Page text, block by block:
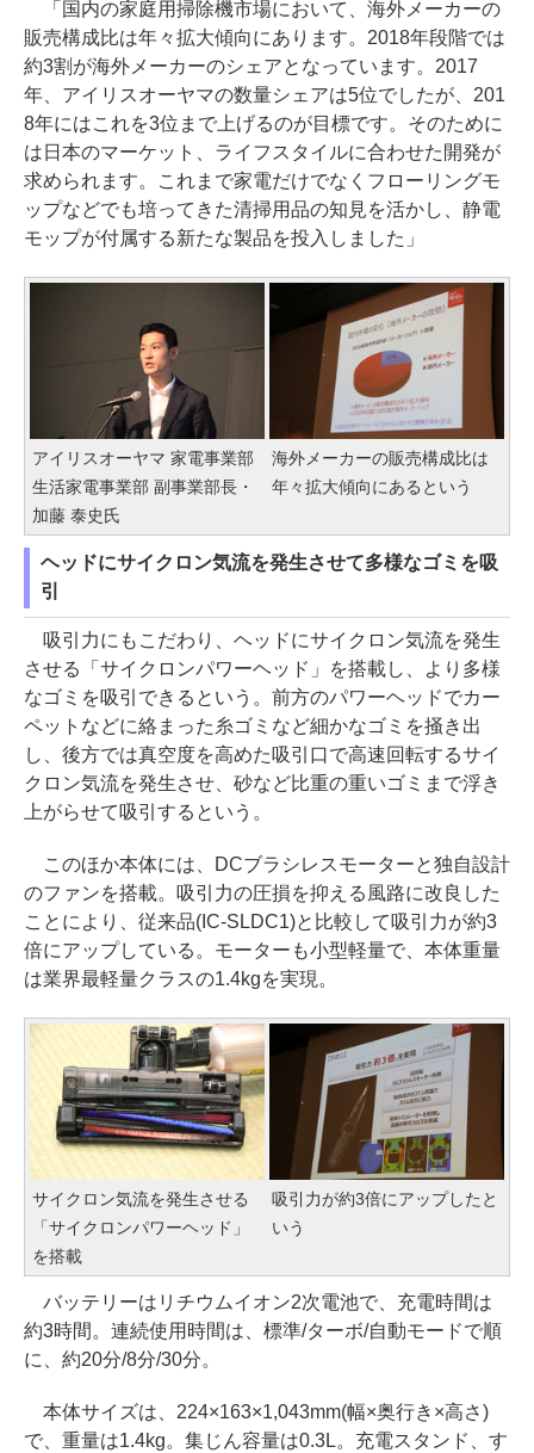
「国内の家庭用掃除機市場において、海外メーカーの
販売構成比は年々拡大傾向にあります。2018年段階では
約3割が海外メーカーのシェアとなっています。2017
年、アイリスオーヤマの数量シェアは5位でしたが、201
8年にはこれを3位まで上げるのが目標です。そのために
は日本のマーケット、ライフスタイルに合わせた開発が
求められます。これまで家電だけでなくフローリングモ
ップなどでも培ってきた清掃用品の知見を活かし、静電
モップが付属する新たな製品を投入しました」
アイリスオーヤマ 家電事業部
生活家電事業部 副事業部長・
加藤 泰史氏
海外メーカーの販売構成比は
年々拡大傾向にあるという
ヘッドにサイクロン気流を発生させて多様なゴミを吸
引
吸引力にもこだわり、ヘッドにサイクロン気流を発生
させる「サイクロンパワーヘッド」を搭載し、より多様
なゴミを吸引できるという。前方のパワーヘッドでカー
ペットなどに絡まった糸ゴミなど細かなゴミを掻き出
し、後方では真空度を高めた吸引口で高速回転するサイ
クロン気流を発生させ、砂など比重の重いゴミまで浮き
上がらせて吸引するという。
このほか本体には、DCブラシレスモーターと独自設計
のファンを搭載。吸引力の圧損を抑える風路に改良した
ことにより、従来品(IC-SLDC1)と比較して吸引力が約3
倍にアップしている。モーターも小型軽量で、本体重量
は業界最軽量クラスの1.4kgを実現。
サイクロン気流を発生させる
「サイクロンパワーヘッド」
を搭載
吸引力が約3倍にアップしたと
いう
バッテリーはリチウムイオン2次電池で、充電時間は
約3時間。連続使用時間は、標準/ターボ/自動モードで順
に、約20分/8分/30分。
本体サイズは、224×163×1,043mm(幅×奥行き×高さ)
で、重量は1.4kg。集じん容量は0.3L。充電スタンド、す